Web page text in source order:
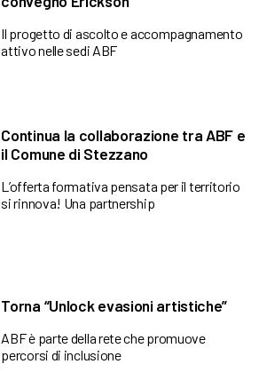
Il progetto di ascolto e accompagnamento
attivo nelle sedi ABF
Continua la collaborazione tra ABF e
il Comune di Stezzano
L’offerta formativa pensata per il territorio
si rinnova! Una partnership
Torna “Unlock evasioni artistiche”
ABF è parte della rete che promuove
percorsi di inclusione